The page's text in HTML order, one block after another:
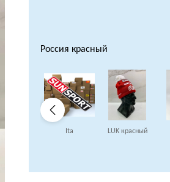
Россия красный
Ita LUK красный